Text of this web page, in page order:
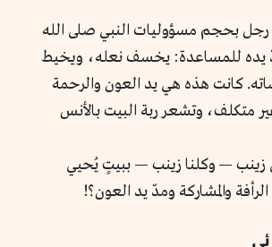
بحجم مسؤوليات النبي صلى الله
يده للمساعدة: يخسف نعله، ويخيط
كانت هذه هي يد العون والرحمة
متكلف، وتشعر ربة البيت بالأنس
زينب — وكلنا زينب — ببيتٍ يُحيي
والمشاركة ومدّ يد العون؟!